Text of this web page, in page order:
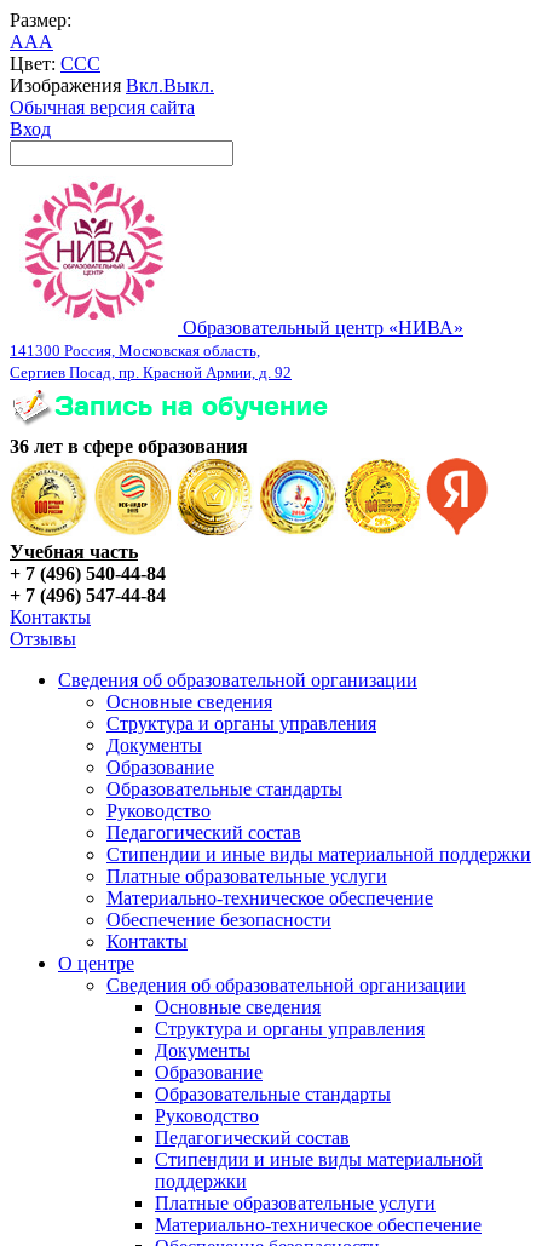
Размер:
AAA
Цвет: CCC
Изображения Вкл.Выкл.
Обычная версия сайта
Вход
Образовательный центр «НИВА»
141300 Россия, Московская область,
Сергиев Посад, пр. Красной Армии, д. 92
36 лет в сфере образования
Учебная часть
+ 7 (496) 540-44-84
+ 7 (496) 547-44-84
Контакты
Отзывы
Сведения об образовательной организации
Основные сведения
Структура и органы управления
Документы
Образование
Образовательные стандарты
Руководство
Педагогический состав
Стипендии и иные виды материальной поддержки
Платные образовательные услуги
Материально-техническое обеспечение
Обеспечение безопасности
Контакты
О центре
Сведения об образовательной организации
Основные сведения
Структура и органы управления
Документы
Образование
Образовательные стандарты
Руководство
Педагогический состав
Стипендии и иные виды материальной
поддержки
Платные образовательные услуги
Материально-техническое обеспечение